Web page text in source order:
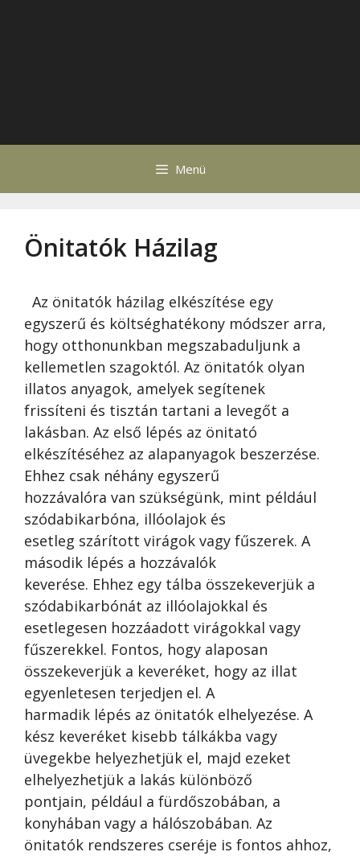
Menü
Önitatók Házilag
Az önitatók házilag elkészítése egy
egyszerű és költséghatékony módszer arra,
hogy otthonunkban megszabaduljunk a
kellemetlen szagoktól. Az önitatók olyan
illatos anyagok, amelyek segítenek
frissíteni és tisztán tartani a levegőt a
lakásban. Az első lépés az önitató
elkészítéséhez az alapanyagok beszerzése.
Ehhez csak néhány egyszerű
hozzávalóra van szükségünk, mint például
szódabikarbóna, illóolajok és
esetleg szárított virágok vagy fűszerek. A
második lépés a hozzávalók
keverése. Ehhez egy tálba összekeverjük a
szódabikarbónát az illóolajokkal és
esetlegesen hozzáadott virágokkal vagy
fűszerekkel. Fontos, hogy alaposan
összekeverjük a keveréket, hogy az illat
egyenletesen terjedjen el. A
harmadik lépés az önitatók elhelyezése. A
kész keveréket kisebb tálkákba vagy
üvegekbe helyezhetjük el, majd ezeket
elhelyezhetjük a lakás különböző
pontjain, például a fürdőszobában, a
konyhában vagy a hálószobában. Az
önitatók rendszeres cseréje is fontos ahhoz,